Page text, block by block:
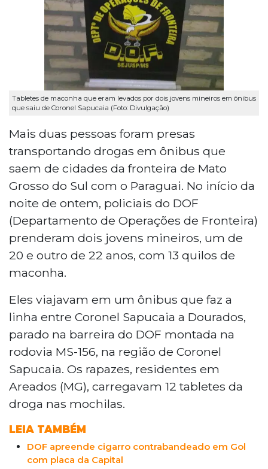
Tabletes de maconha que eram levados por dois jovens mineiros em ônibus
que saiu de Coronel Sapucaia (Foto: Divulgação)
Mais duas pessoas foram presas
transportando drogas em ônibus que
saem de cidades da fronteira de Mato
Grosso do Sul com o Paraguai. No início da
noite de ontem, policiais do DOF
(Departamento de Operações de Fronteira)
prenderam dois jovens mineiros, um de
20 e outro de 22 anos, com 13 quilos de
maconha.
Eles viajavam em um ônibus que faz a
linha entre Coronel Sapucaia a Dourados,
parado na barreira do DOF montada na
rodovia MS-156, na região de Coronel
Sapucaia. Os rapazes, residentes em
Areados (MG), carregavam 12 tabletes da
droga nas mochilas.
LEIA TAMBÉM
DOF apreende cigarro contrabandeado em Gol
com placa da Capital